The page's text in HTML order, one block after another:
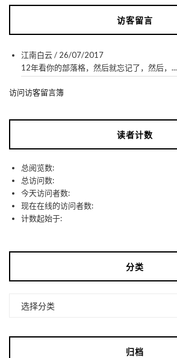
访客留言
江南白云/ 26/07/2017
12年看你的部落格，然后就忘记了，然后，...
访问访客留言簿
读者计数
总阅览数:
总访问数:
今天访问者数:
现在在线的访问者数:
计数起始于:
分类
归档